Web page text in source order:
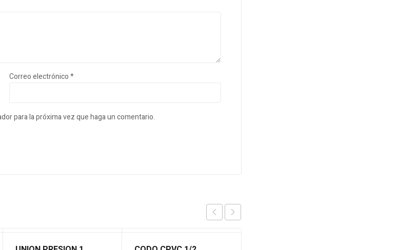
Correo electrónico*
para la próxima vez que haga un comentario.